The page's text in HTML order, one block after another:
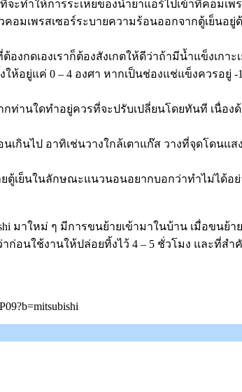
ะทำให้การระเหยของน้ำยาแอร์ไปเข้าที่คอมเ
อมเพรสเซอร์ระบายความร้อนออกจากตู้เย็นอ
องกดเองเราก็ต้องสังเกตให้ดีว่าถ้ามีน้ำแข็งเก
อยู่แค่ 0 – 4 องศา หากเป็นช่องแช่แข็งควรอยู่ -
ท่านใดทำอยู่ควรที่จะปรับเปลี่ยนโดยทันที เนื่อ
อนเกินไป อาทิเช่นวางใกล้เตาแก๊ส วางที่จุดโ
เย็นในลักษณะแนวนอนอยากบอกว่าทำไม่ได้อ
มาใหม่ ๆ มีการขนย้ายเข้ามาในบ้าน เมื่อขนย้
ก่อนใช้งานให้ปล่อยทิ้งไว้ 4 – 5 ชั่วโมง และที่